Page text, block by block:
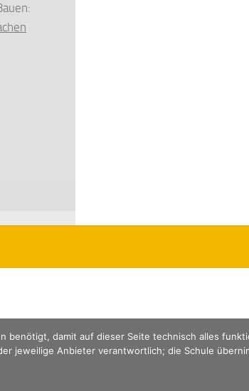
Alle Rechte vorbehalten.
benötigt, damit auf dieser Seite technisch alles
jeweilige Anbieter verantwortlich; die Schule